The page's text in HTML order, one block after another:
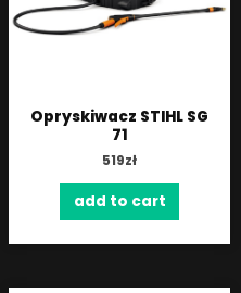
Opryskiwacz STIHL SG
71
519zł
add to cart